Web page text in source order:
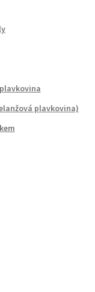
plavkovina)